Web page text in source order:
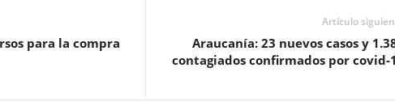
para la compra
Artículo
Araucanía: 23 nuevos casos y
contagiados confirmados por covid-